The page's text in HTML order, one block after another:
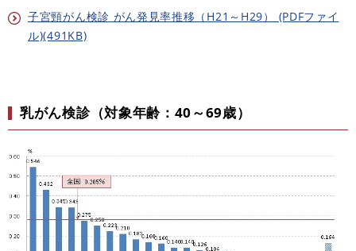
子宮頸がん検診 がん発見率推移（H21～H29） (PDFファイ
ル)(491KB)
乳がん検診（対象年齢：40～69歳）